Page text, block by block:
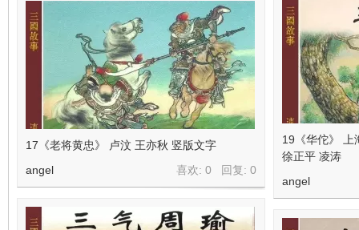
19《华佗》 上
徐正平 凌涛
angel
17《老将黄忠》 卢汶 王亦秋 竖版文字
喜欢: 0 回复: 0
angel